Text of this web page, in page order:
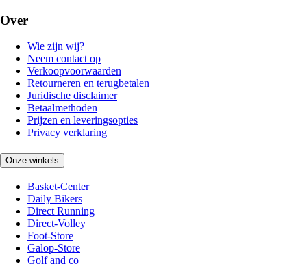
Over
Wie zijn wij?
Neem contact op
Verkoopvoorwaarden
Retourneren en terugbetalen
Juridische disclaimer
Betaalmethoden
Prijzen en leveringsopties
Privacy verklaring
Onze winkels
Basket-Center
Daily Bikers
Direct Running
Direct-Volley
Foot-Store
Galop-Store
Golf and co